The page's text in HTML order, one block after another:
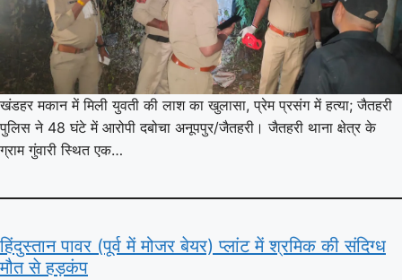
खंडहर मकान में मिली युवती की लाश का खुलासा, प्रेम प्रसंग में हत्या; जैतहरी
पुलिस ने 48 घंटे में आरोपी दबोचा अनूपपुर/जैतहरी। जैतहरी थाना क्षेत्र के
ग्राम गुंवारी स्थित एक…
हिंदुस्तान पावर (पूर्व में मोजर बेयर) प्लांट में श्रमिक की संदिग्ध
मौत से हड़कंप